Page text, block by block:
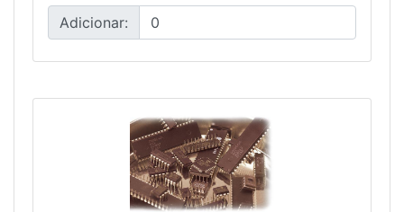
Adicionar: